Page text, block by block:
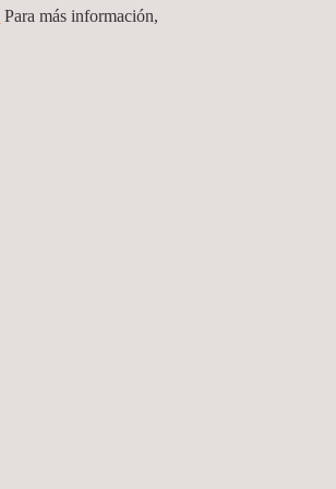
Para más información,